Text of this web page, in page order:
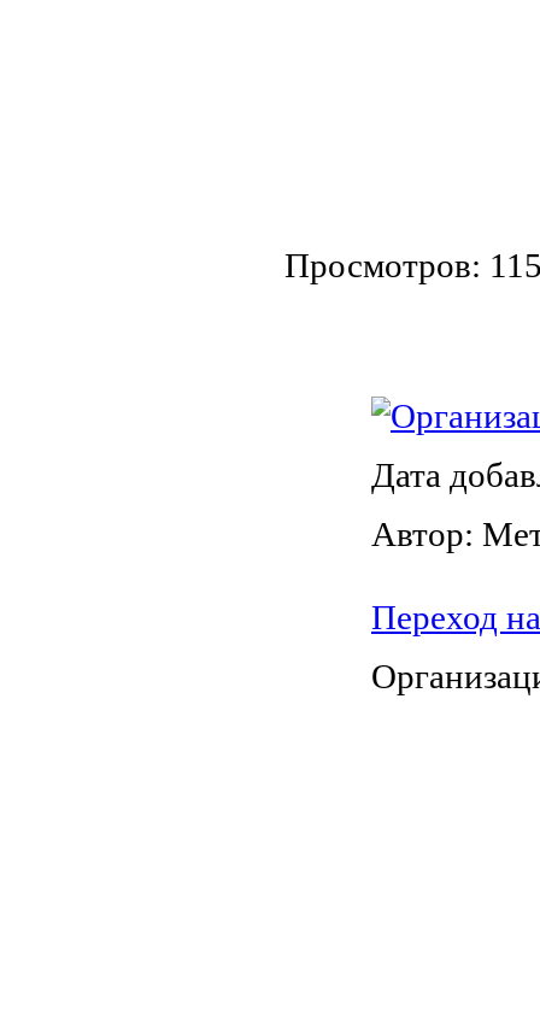
Просмотров:
Дата
Автор:
Переход